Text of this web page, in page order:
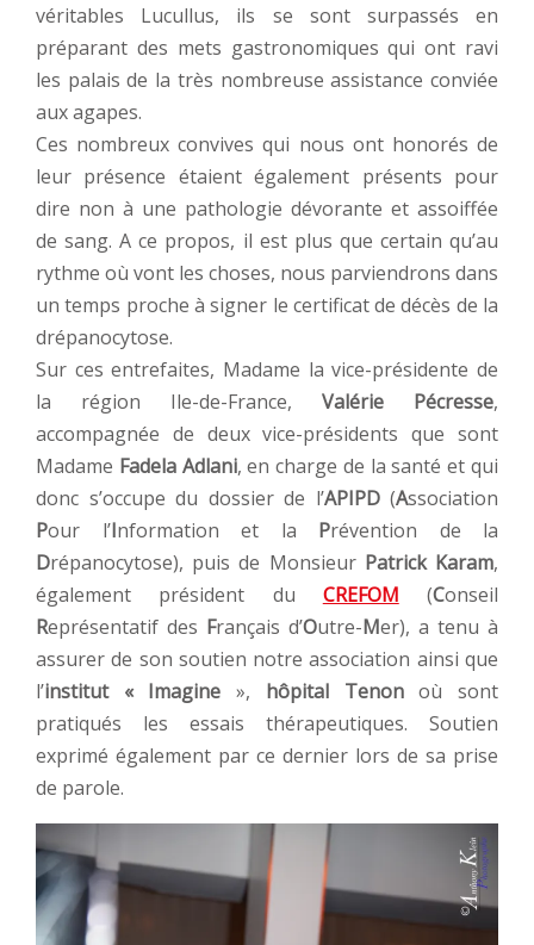
véritables Lucullus, ils se sont surpassés en
préparant des mets gastronomiques qui ont ravi
les palais de la très nombreuse assistance conviée
aux agapes.
Ces nombreux convives qui nous ont honorés de
leur présence étaient également présents pour
dire non à une pathologie dévorante et assoiffée
de sang. A ce propos, il est plus que certain qu’au
rythme où vont les choses, nous parviendrons dans
un temps proche à signer le certificat de décès de la
drépanocytose.
Sur ces entrefaites, Madame la vice-présidente de
la région Ile-de-France, Valérie Pécresse,
accompagnée de deux vice-présidents que sont
Madame Fadela Adlani, en charge de la santé et qui
donc s’occupe du dossier de l’APIPD(Association
Pour l’Information et la Prévention de la
Drépanocytose), puis de Monsieur Patrick Karam,
également président du CREFOM (Conseil
Représentatif des Français d’Outre-Mer), a tenu à
assurer de son soutien notre association ainsi que
l’institut « Imagine », hôpital Tenonoù sont
pratiqués les essais thérapeutiques. Soutien
exprimé également par ce dernier lors de sa prise
de parole.